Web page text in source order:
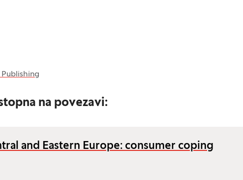
na povezavi:
and Eastern Europe: consumer coping